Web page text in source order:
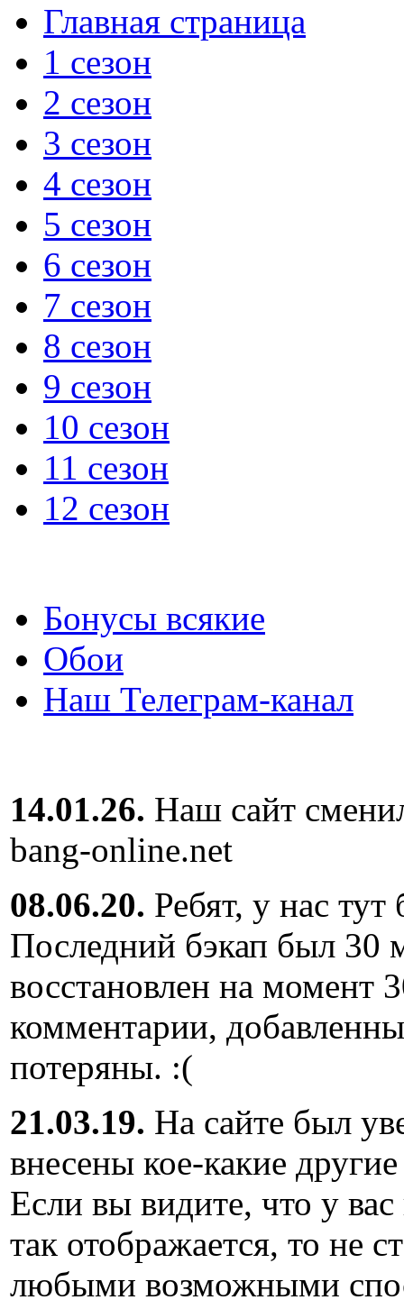
Главная страница
1 сезон
2 сезон
3 сезон
4 сезон
5 сезон
6 сезон
7 сезон
8 сезон
9 сезон
10 сезон
11 сезон
12 сезон
Бонусы всякие
Обои
Наш Телеграм-канал
14.01.26. Наш сайт
bang-online.net
08.06.20. Ребят, у нас
Последний бэкап был 30
восстановлен на
комментарии,
потеряны. :(
21.03.19. На сайте был
внесены кое-какие
Если вы видите, что у
так отображается, то не
любыми возможными